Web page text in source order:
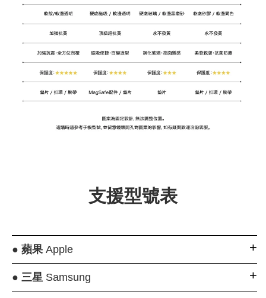
支援型號表
● 蘋果Apple
● 三星 Samsung